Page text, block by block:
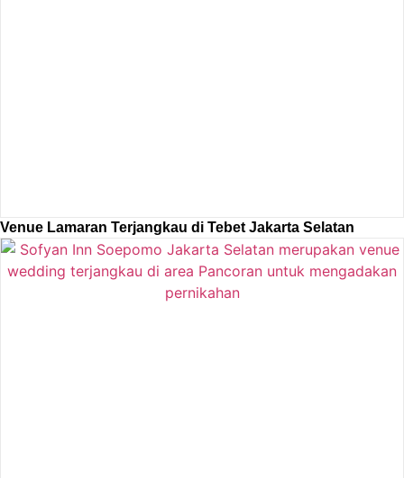
Venue Lamaran Terjangkau di Tebet Jakarta Selatan